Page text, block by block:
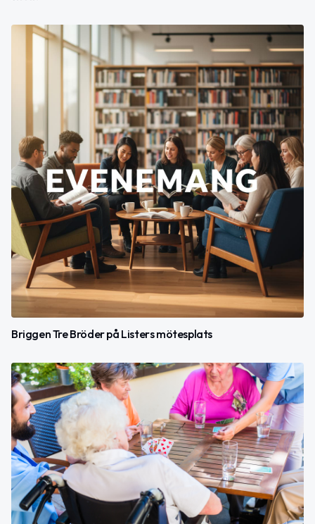
Briggen Tre Bröder på Listers mötesplats